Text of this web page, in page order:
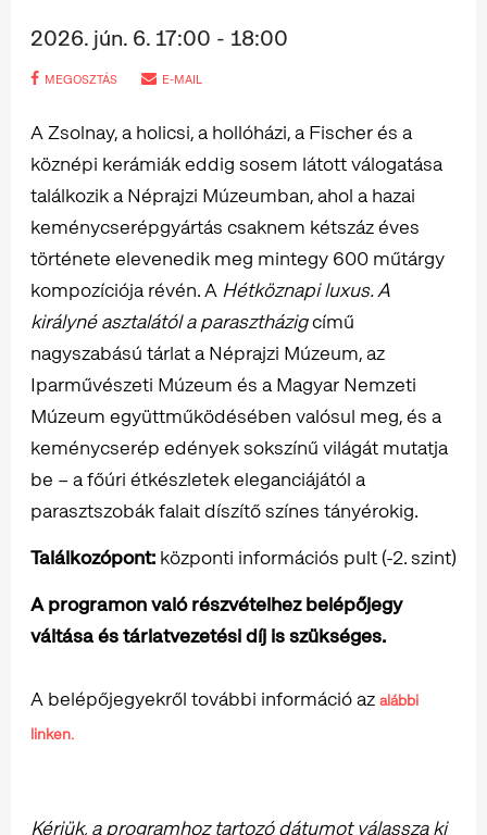
2026. jún. 6. 17:00 - 18:00
MEGOSZTÁS E-MAIL
A Zsolnay, a holicsi, a hollóházi, a Fischer és a
köznépi kerámiák eddig sosem látott válogatása
találkozik a Néprajzi Múzeumban, ahol a hazai
keménycserépgyártás csaknem kétszáz éves
története elevenedik meg mintegy 600 műtárgy
kompozíciója révén. A Hétköznapi luxus. A
királyné asztalától a parasztházigcímű
nagyszabású tárlat a Néprajzi Múzeum, az
Iparművészeti Múzeum és a Magyar Nemzeti
Múzeum együttműködésében valósul meg, és a
keménycserép edények sokszínű világát mutatja
be – a főúri étkészletek eleganciájától a
parasztszobák falait díszítő színes tányérokig.
Találkozópont: központi információs pult (-2. szint)
A programon való részvételhez belépőjegy
váltása és tárlatvezetési díj is szükséges.
A belépőjegyekről további információ az alábbi
linken.
Kérjük, a programhoz tartozó dátumot válassza ki